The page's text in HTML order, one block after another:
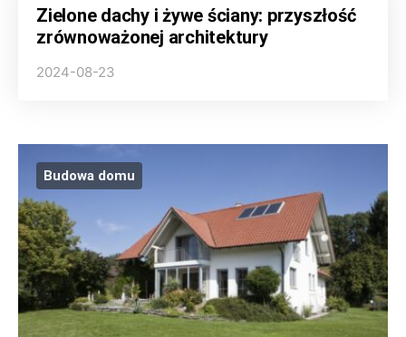
Zielone dachy i żywe ściany: przyszłość
zrównoważonej architektury
2024-08-23
Budowa domu